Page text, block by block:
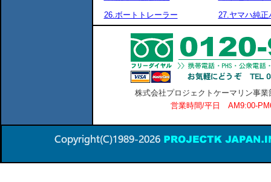
26.ボートトレーラー
27.ヤマハ純正
株式会社プロジェクトケーマリン事
営業時間/平日 AM9:00-